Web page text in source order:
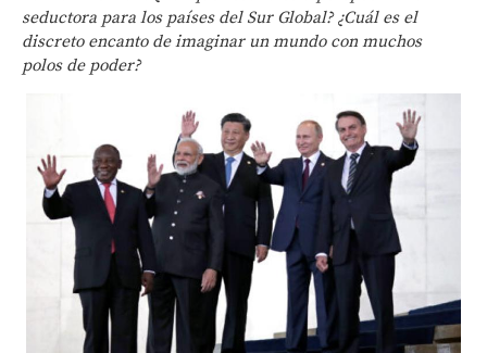
seductora para los países del Sur Global? ¿Cuál es el
discreto encanto de imaginar un mundo con muchos
polos de poder?